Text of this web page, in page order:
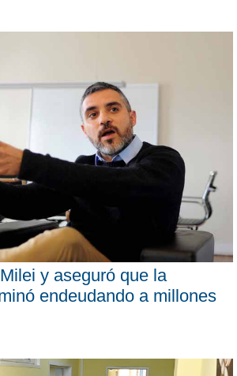
y aseguró que la
endeudando a millones